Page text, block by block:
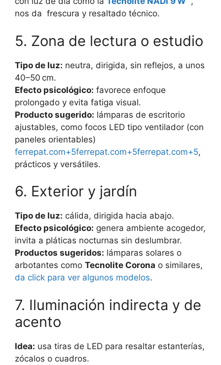
nos da frescura y resaltado técnico.
5. Zona de lectura o estudio
Tipo de luz: neutra, dirigida, sin reflejos, a unos
40–50 cm.
Efecto psicológico: favorece enfoque
prolongado y evita fatiga visual.
Producto sugerido: lámparas de escritorio
ajustables, como focos LED tipo ventilador (con
paneles orientables)
ferrepat.com+5ferrepat.com+5ferrepat.com+5,
prácticos y versátiles.
6. Exterior y jardín
Tipo de luz: cálida, dirigida hacia abajo.
Efecto psicológico: genera ambiente acogedor,
invita a pláticas nocturnas sin deslumbrar.
Productos sugeridos: lámparas solares o
arbotantes como Tecnolite Corona o similares,
da click para ver algunos modelos.
7. Iluminación indirecta y de
acento
Idea: usa tiras de LED para resaltar estanterías,
zócalos o cuadros.